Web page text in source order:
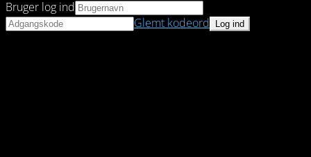
Bruger log ind
Glemt kodeord